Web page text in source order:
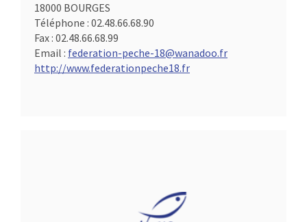
18000 BOURGES
Téléphone : 02.48.66.68.90
Fax : 02.48.66.68.99
Email : federation-peche-18@wanadoo.fr
http://www.federationpeche18.fr